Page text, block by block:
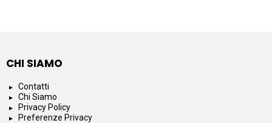
CHI SIAMO
Contatti
Chi Siamo
Privacy Policy
Preferenze Privacy